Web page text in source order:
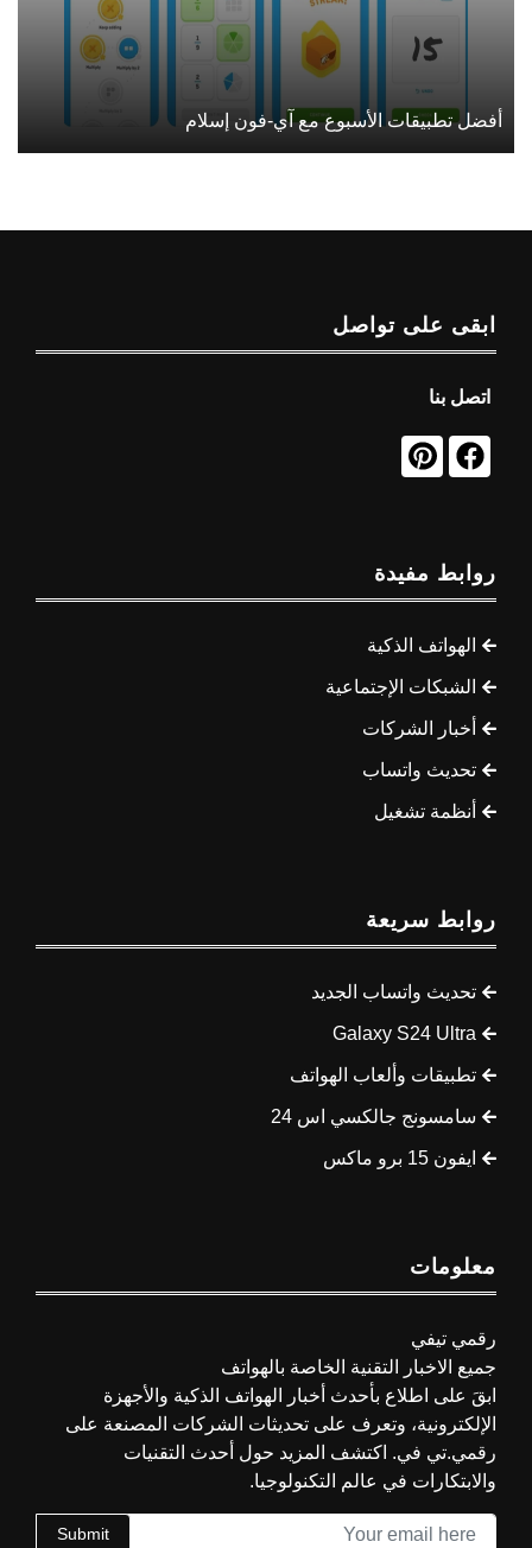
أفضل تطبيقات الأسبوع مع آي-فون إسلام
ابقى على تواصل
اتصل بنا
روابط مفيدة
الهواتف الذكية
الشبكات الإجتماعية
أخبار الشركات
تحديث واتساب
أنظمة تشغيل
روابط سريعة
تحديث واتساب الجديد
Galaxy S24 Ultra
تطبيقات وألعاب الهواتف
سامسونج جالكسي اس 24
ايفون 15 برو ماكس
معلومات
رقمي تيفي
جميع الاخبار التقنية الخاصة بالهواتف
ابقَ على اطلاع بأحدث أخبار الهواتف الذكية والأجهزة
الإلكترونية، وتعرف على تحديثات الشركات المصنعة على
رقمي.تي في. اكتشف المزيد حول أحدث التقنيات
والابتكارات في عالم التكنولوجيا.
Submit